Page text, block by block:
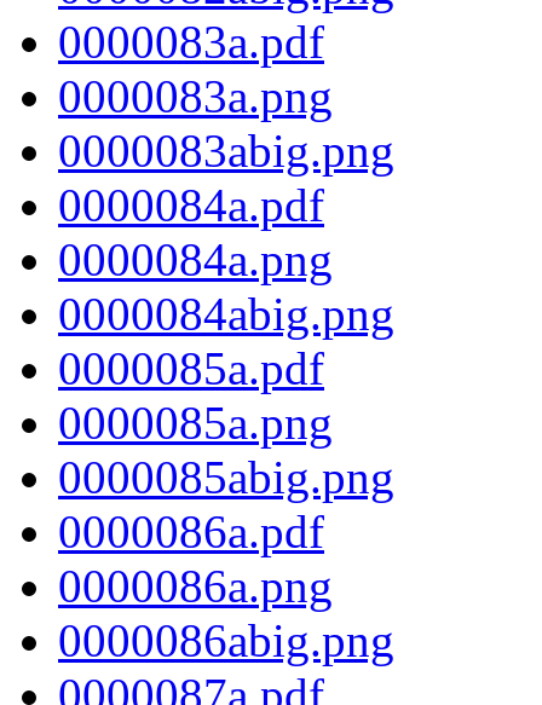
0000083a.pdf
0000083a.png
0000083abig.png
0000084a.pdf
0000084a.png
0000084abig.png
0000085a.pdf
0000085a.png
0000085abig.png
0000086a.pdf
0000086a.png
0000086abig.png